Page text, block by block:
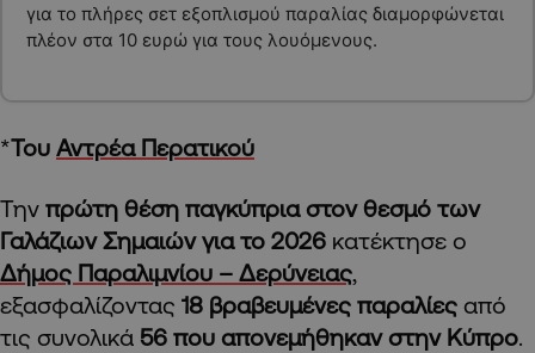
για το πλήρες σετ εξοπλισμού παραλίας διαμορφώνεται
πλέον στα 10 ευρώ για τους λουόμενους.
*Του Αντρέα Περατικού
Την πρώτη θέση παγκύπρια στον θεσμό των
Γαλάζιων Σημαιών για το 2026 κατέκτησε ο
Δήμος Παραλιμνίου – Δερύνειας,
εξασφαλίζοντας 18 βραβευμένες παραλίες από
τις συνολικά 56 που απονεμήθηκαν στην Κύπρο.